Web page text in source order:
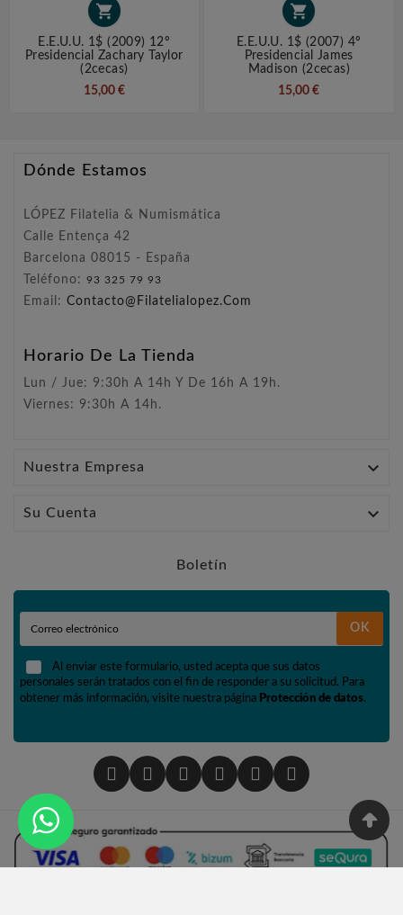

E.E.U.U. 1$ (2009) 12º
Presidencial Zachary Taylor
(2cecas)
15,00 €

E.E.U.U. 1$ (2007) 4º
Presidencial James
Madison (2cecas)
15,00 €
Dónde Estamos
LÓPEZ Filatelia & Numismática
Calle Entença 42
Barcelona 08015 - España
Teléfono: 93 325 79 93
Email: Contacto@filatelialopez.com
Horario De La Tienda
Lun / Jue: 9:30h A 14h Y De 16h A 19h.
Viernes: 9:30h A 14h.
Nuestra Empresa 
Su Cuenta 
Boletín
OK
Al enviar este formulario, usted acepta que sus datos
personales serán tratados con el fin de responder a su solicitud. Para
obtener más información, visite nuestra página Protección de datos.